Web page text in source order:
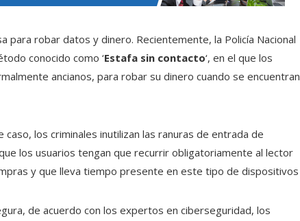
para robar datos y dinero. Recientemente, la Policía Nacional
conocido como ‘Estafa sin contacto‘, en el que los
ancianos, para robar su dinero cuando se encuentran
caso, los criminales inutilizan las ranuras de entrada de
los usuarios tengan que recurrir obligatoriamente al lector
y que lleva tiempo presente en este tipo de dispositivos
de acuerdo con los expertos en ciberseguridad, los